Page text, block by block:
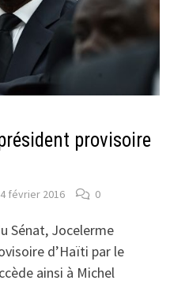
provisoire
février 2016 0
Sénat, Jocelerme
d’Haïti par le
ainsi à Michel